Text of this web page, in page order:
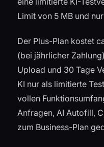
Limit von 5 MB und
Der Plus-Plan kostet
(bei jährlicher
Upload und 30 Tage
KI nur als limitierte
vollen
Anfragen, AI Autofill,
zum Business-Plan